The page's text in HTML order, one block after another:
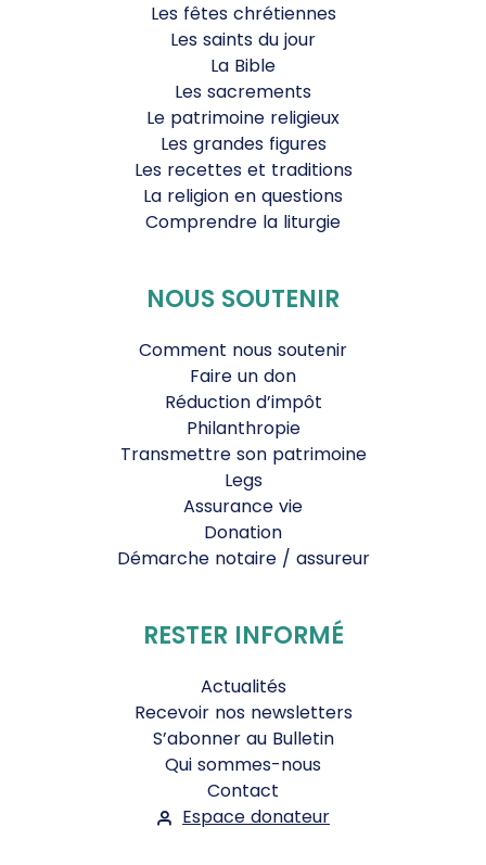
Les fêtes chrétiennes
Les saints du jour
La Bible
Les sacrements
Le patrimoine religieux
Les grandes figures
Les recettes et traditions
La religion en questions
Comprendre la liturgie
NOUS SOUTENIR
Comment nous soutenir
Faire un don
Réduction d’impôt
Philanthropie
Transmettre son patrimoine
Legs
Assurance vie
Donation
Démarche notaire / assureur
RESTER INFORMÉ
Actualités
Recevoir nos newsletters
S’abonner au Bulletin
Qui sommes-nous
Contact
Espace donateur